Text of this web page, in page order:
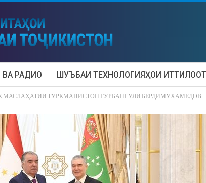
РАДИО ШУЪБАИ ТЕХНОЛОГИЯҲОИ ИТТИЛООТӢ
МАСЛАҲАТИИ ТУРКМАНИСТОН ГУРБАНГУЛИ БЕРДИМУХАМЕДОВ